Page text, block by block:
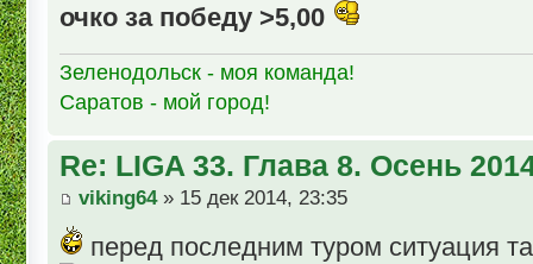
очко за победу >5,00
Зеленодольск - моя команда!
Саратов - мой город!
Re: LIGA 33. Глава 8. Осень
viking64» 15 дек 2014, 23:35
перед последним туром ситуация